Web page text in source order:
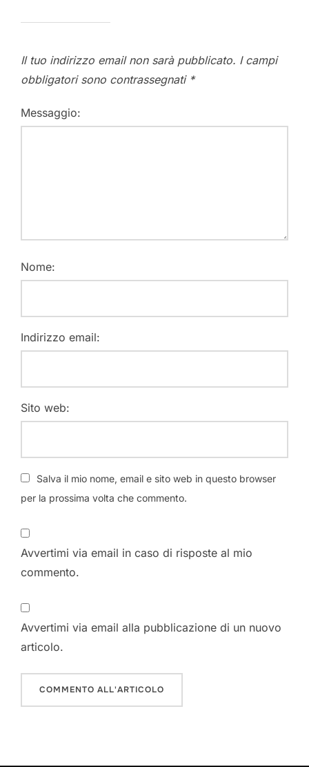
Il tuo indirizzo email non sarà pubblicato. I campi
obbligatori sono contrassegnati *
Messaggio:
Nome:
Indirizzo email:
Sito web:
Salva il mio nome, email e sito web in questo browser
per la prossima volta che commento.
Avvertimi via email in caso di risposte al mio
commento.
Avvertimi via email alla pubblicazione di un nuovo
articolo.